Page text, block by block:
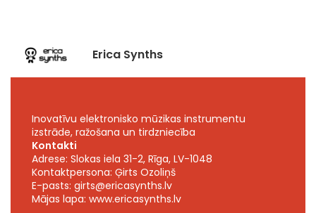
Erica Synths
Inovatīvu elektronisko mūzikas instrumentu
izstrāde, ražošana un tirdzniecība
Kontakti
Adrese: Slokas iela 31-2, Rīga, LV-1048
Kontaktpersona: Ģirts Ozoliņš
E-pasts: girts@ericasynths.lv
Mājas lapa: www.ericasynths.lv